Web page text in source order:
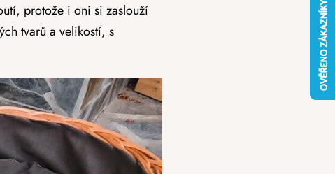
protože i oni si zaslouží
tvarů a velikostí, s